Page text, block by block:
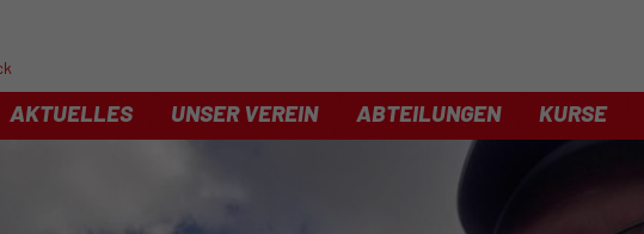
AKTUELLES UNSER VEREIN ABTEILUNGEN KURSE